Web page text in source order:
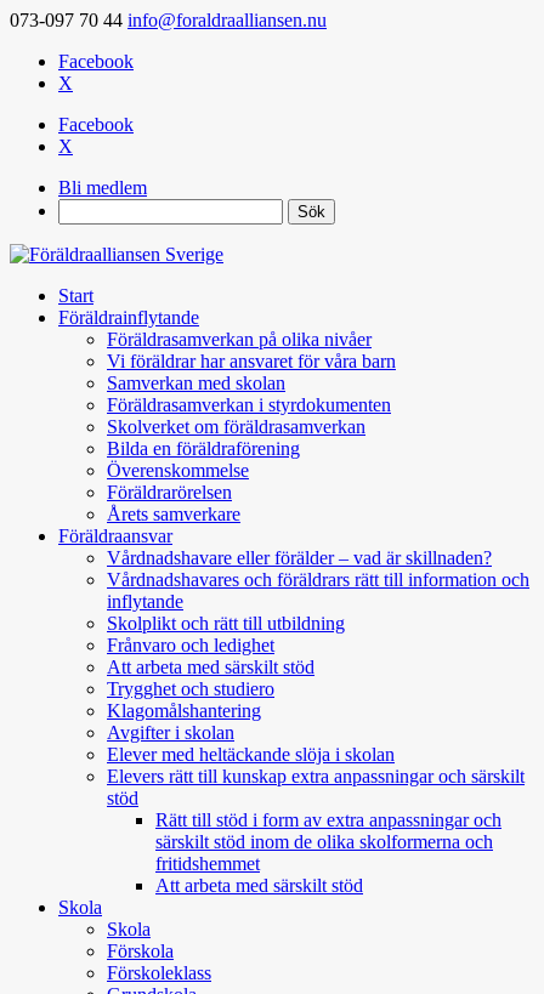
073-097 70 44 info@foraldraalliansen.nu
Facebook
X
Facebook
X
Bli medlem
Start
Föräldrainflytande
Föräldrasamverkan på olika nivåer
Vi föräldrar har ansvaret för våra barn
Samverkan med skolan
Föräldrasamverkan i styrdokumenten
Skolverket om föräldrasamverkan
Bilda en föräldraförening
Överenskommelse
Föräldrarörelsen
Årets samverkare
Föräldraansvar
Vårdnadshavare eller förälder – vad är skillnaden?
Vårdnadshavares och föräldrars rätt till information och
inflytande
Skolplikt och rätt till utbildning
Frånvaro och ledighet
Att arbeta med särskilt stöd
Trygghet och studiero
Klagomålshantering
Avgifter i skolan
Elever med heltäckande slöja i skolan
Elevers rätt till kunskap extra anpassningar och särskilt
stöd
Rätt till stöd i form av extra anpassningar och
särskilt stöd inom de olika skolformerna och
fritidshemmet
Att arbeta med särskilt stöd
Skola
Skola
Förskola
Förskoleklass